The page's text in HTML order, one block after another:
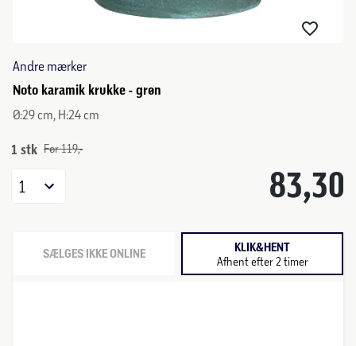
Andre mærker
Noto karamik krukke - grøn
Ø:29 cm, H:24 cm
1 stk Før 119,-
83,30
1
SÆLGES IKKE ONLINE KLIK&HENT
Afhent efter 2 timer